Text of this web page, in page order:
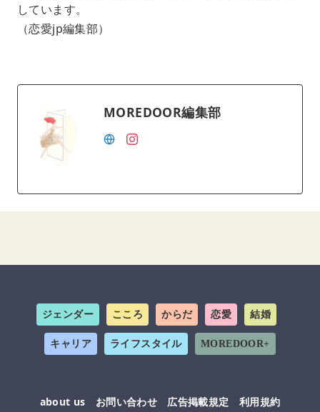
しています。
（恋愛jp編集部）
MOREDOOR編集部
ジェンダー こころ からだ 恋愛 結婚
キャリア ライフスタイル MOREDOOR+
about us お問い合わせ 広告掲載規定 利用規約